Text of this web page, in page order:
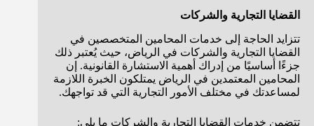
القضايا التجارية والشركات
تتزايد الحاجة إلى خدمات المحامين المتخصصين في
القضايا التجارية والشركات في الرياض، حيث يُعتبر ذلك
جزءًا أساسيًا من إدراك أهمية الاستشارة القانونية. إن
المحامين المعتمدين في الرياض يمتلكون الخبرة اللازمة
لمساعدتك في مختلف الأمور التجارية التي قد تواجهك.
تتضمن خدمات القضايا التجارية والشركات ما يلي: